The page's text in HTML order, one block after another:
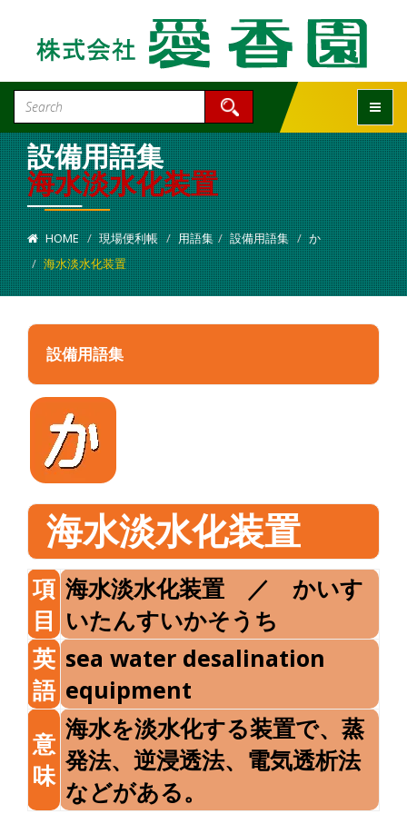
設備用語集
海水淡水化装置
HOME 現場便利帳 用語集 設備用語集
か
海水淡水化装置
設備用語集
海水淡水化装置
項
目
海水淡水化装置 ／ かいす
いたんすいかそうち
英
語
sea water desalination
equipment
意
味
海水を淡水化する装置で、蒸
発法、逆浸透法、電気透析法
などがある。